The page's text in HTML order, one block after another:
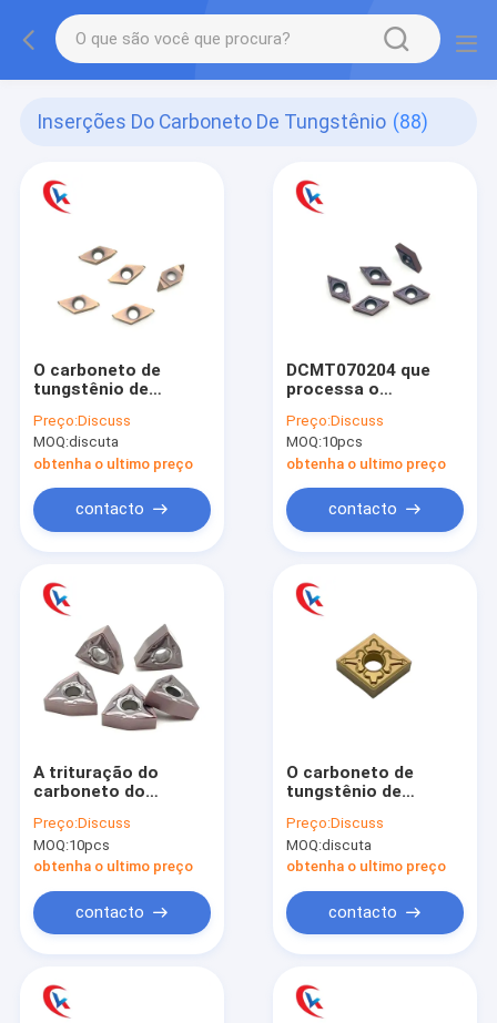
Inserções Do Carboneto De Tungstênio (88)
O carboneto de
tungstênio de
TKFT12RB6000 da
linha introduz o
revestimento de
bronze HRA 91,8
Preço:Discuss
MOQ:discuta
obtenha o ultimo preço
contacto
DCMT070204 que
processa o
tungstênio de aço
das peças introduz o
revestimento físico
Preço:Discuss
MOQ:10pcs
obtenha o ultimo preço
contacto
A trituração do
carboneto do
WNMG080404-MA
PVD introduz o
revestimento de aço
Preço:Discuss
MOQ:10pcs
obtenha o ultimo preço
contacto
O carboneto de
tungstênio de
introduz o
revestimento
químico para as
Preço:Discuss
MOQ:discuta
obtenha o ultimo preço
contacto